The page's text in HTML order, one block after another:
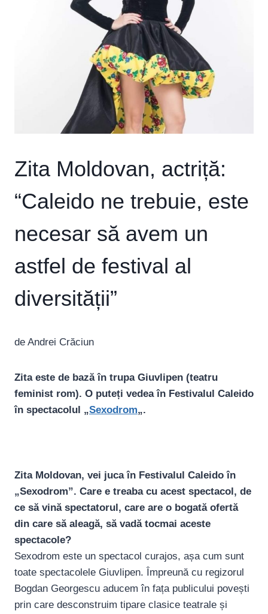
Zita Moldovan, actriță:
“Caleido ne trebuie, este
necesar să avem un
astfel de festival al
diversității”
de Andrei Crăciun
Zita este de bază în trupa Giuvlipen (teatru
feminist rom). O puteți vedea în Festivalul Caleido
în spectacolul „Sexodrom„.
Zita Moldovan, vei juca în Festivalul Caleido în
„Sexodrom”. Care e treaba cu acest spectacol, de
ce să vină spectatorul, care are o bogată ofertă
din care să aleagă, să vadă tocmai aceste
spectacole?
Sexodrom este un spectacol curajos, așa cum sunt
toate spectacolele Giuvlipen. Împreună cu regizorul
Bogdan Georgescu aducem în fața publicului povești
prin care desconstruim tipare clasice teatrale și